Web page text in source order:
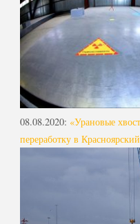
08.08.2020: «Урановые
переработку в